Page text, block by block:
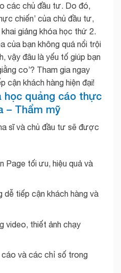
các chủ đầu tư. Do đó,
chiến’ của chủ đầu tư,
giảng khóa học thứ 2.
của bạn không quá nổi trội
vậy đâu là yếu tố giúp bạn
co’? Tham gia ngay
cận khách hàng hiện đại!
học quảng cáo thực
– Thẩm mỹ
sĩ và chủ đầu tư sẽ được
Page tối ưu, hiệu quả và
dễ tiếp cận khách hàng và
video, thiết ảnh chạy
cáo và các chỉ số trong